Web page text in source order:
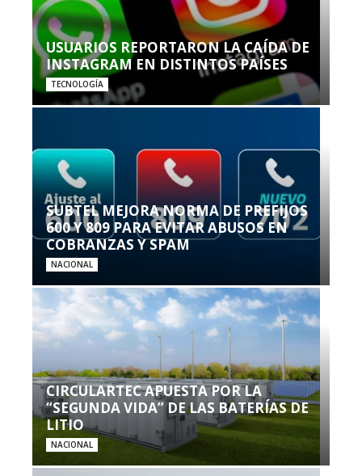
USUARIOS REPORTARON LA CAÍDA DE
INSTAGRAM EN DISTINTOS PAÍSES
TECNOLOGÍA
SUBTEL MEJORA NORMA DE PREFIJOS
600 Y 809 PARA EVITAR ABUSOS EN
COBRANZAS Y SPAM
NACIONAL
CIRCULARTEC APUESTA POR LA
“SEGUNDA VIDA” DE LAS BATERÍAS DE
LITIO
NACIONAL